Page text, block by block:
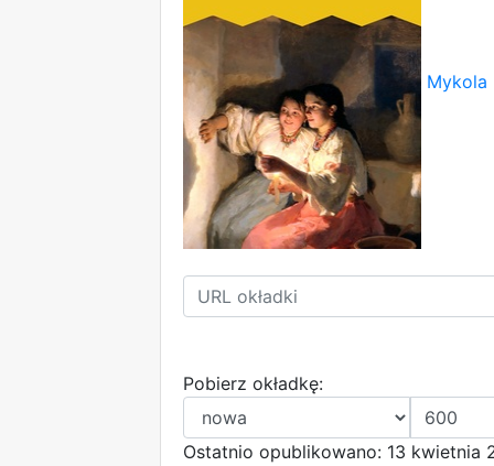
Mykola
Pobierz okładkę:
Ostatnio opublikowano: 13 kwietnia